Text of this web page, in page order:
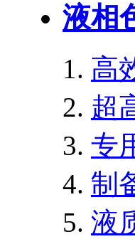
液相
高
超
专
制
液